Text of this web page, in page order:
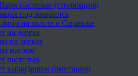
пастелью (стилизация)
под живопись
фото на холсте в Саранске
на дереве
на досках
маслом
пастелью
карандашом (имитация)